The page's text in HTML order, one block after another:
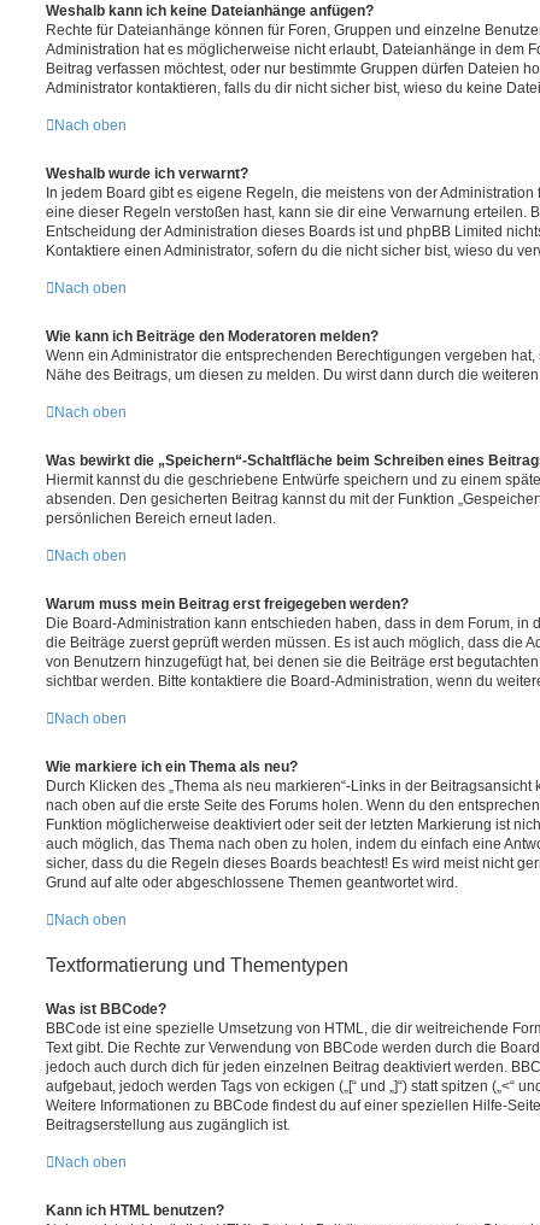
Weshalb kann ich keine Dateianhänge anfügen?
Rechte für Dateianhänge können für Foren, Gruppen und einzelne
Administration hat es möglicherweise nicht erlaubt, Dateianhänge in dem
Beitrag verfassen möchtest, oder nur bestimmte Gruppen dürfen Dateien
Administrator kontaktieren, falls du dir nicht sicher bist, wieso du keine
Nach oben
Weshalb wurde ich verwarnt?
In jedem Board gibt es eigene Regeln, die meistens von der
eine dieser Regeln verstoßen hast, kann sie dir eine Verwarnung erteilen.
Entscheidung der Administration dieses Boards ist und phpBB Limited
Kontaktiere einen Administrator, sofern du die nicht sicher bist, wieso du
Nach oben
Wie kann ich Beiträge den Moderatoren melden?
Wenn ein Administrator die entsprechenden Berechtigungen vergeben
Nähe des Beitrags, um diesen zu melden. Du wirst dann durch die
Nach oben
Was bewirkt die „Speichern“-Schaltfläche beim Schreiben eines
Hiermit kannst du die geschriebene Entwürfe speichern und zu einem
absenden. Den gesicherten Beitrag kannst du mit der Funktion
persönlichen Bereich erneut laden.
Nach oben
Warum muss mein Beitrag erst freigegeben werden?
Die Board-Administration kann entschieden haben, dass in dem Forum, in
die Beiträge zuerst geprüft werden müssen. Es ist auch möglich, dass die
von Benutzern hinzugefügt hat, bei denen sie die Beiträge erst
sichtbar werden. Bitte kontaktiere die Board-Administration, wenn du
Nach oben
Wie markiere ich ein Thema als neu?
Durch Klicken des „Thema als neu markieren“-Links in der
nach oben auf die erste Seite des Forums holen. Wenn du den
Funktion möglicherweise deaktiviert oder seit der letzten Markierung ist
auch möglich, das Thema nach oben zu holen, indem du einfach eine
sicher, dass du die Regeln dieses Boards beachtest! Es wird meist nicht
Grund auf alte oder abgeschlossene Themen geantwortet wird.
Nach oben
Textformatierung und Thementypen
Was ist BBCode?
BBCode ist eine spezielle Umsetzung von HTML, die dir weitreichende
Text gibt. Die Rechte zur Verwendung von BBCode werden durch die
jedoch auch durch dich für jeden einzelnen Beitrag deaktiviert werden.
aufgebaut, jedoch werden Tags von eckigen („[“ und „]“) statt spitzen („<“
Weitere Informationen zu BBCode findest du auf einer speziellen Hilfe-
Beitragserstellung aus zugänglich ist.
Nach oben
Kann ich HTML benutzen?